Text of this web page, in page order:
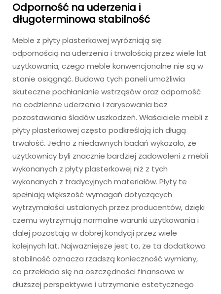
Odporność na uderzenia i
długoterminowa stabilność
Meble z płyty plasterkowej wyróżniają się
odpornością na uderzenia i trwałością przez wiele lat
użytkowania, czego meble konwencjonalne nie są w
stanie osiągnąć. Budowa tych paneli umożliwia
skuteczne pochłanianie wstrząsów oraz odporność
na codzienne uderzenia i zarysowania bez
pozostawiania śladów uszkodzeń. Właściciele mebli z
płyty plasterkowej często podkreślają ich długą
trwałość. Jedno z niedawnych badań wykazało, że
użytkownicy byli znacznie bardziej zadowoleni z mebli
wykonanych z płyty plasterkowej niż z tych
wykonanych z tradycyjnych materiałów. Płyty te
spełniają większość wymagań dotyczących
wytrzymałości ustalonych przez producentów, dzięki
czemu wytrzymują normalne warunki użytkowania i
dalej pozostają w dobrej kondycji przez wiele
kolejnych lat. Najważniejsze jest to, że ta dodatkowa
stabilność oznacza rzadszą konieczność wymiany,
co przekłada się na oszczędności finansowe w
dłuższej perspektywie i utrzymanie estetycznego